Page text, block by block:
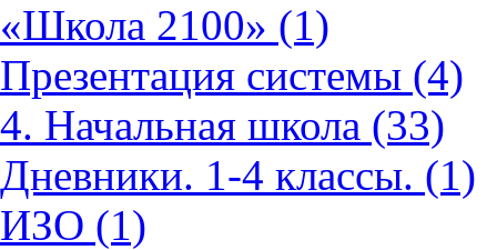
«Школа 2100» (1)
Презентация системы (4)
4. Начальная школа (33)
Дневники. 1-4 классы. (1)
ИЗО (1)